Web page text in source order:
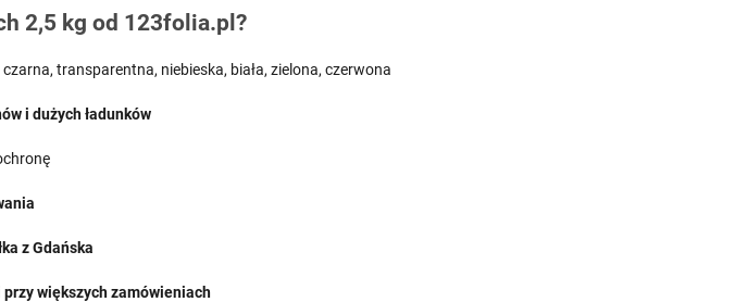
2,5 kg od 123folia.pl?
czarna, transparentna, niebieska, biała, zielona, czerwona
i dużych ładunków
z Gdańska
większych zamówieniach